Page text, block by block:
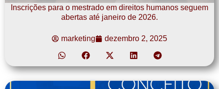
Inscrições para o mestrado em direitos humanos seguem
abertas até janeiro de 2026.
marketing dezembro 2, 2025